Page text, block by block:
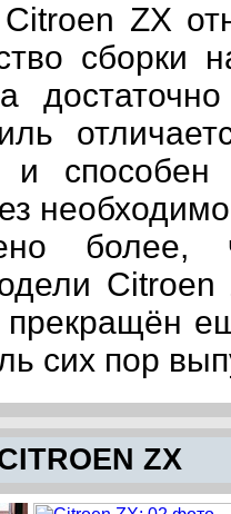
ZX
сборки
и
сих пор
ZX